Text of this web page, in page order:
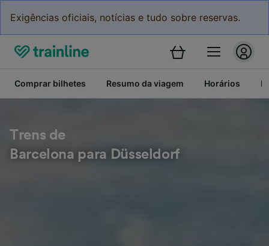
Exigências oficiais, notícias e tudo sobre reservas.
Comprar bilhetes Resumo da viagem Horários
Trens de
Barcelona para Düsseldorf